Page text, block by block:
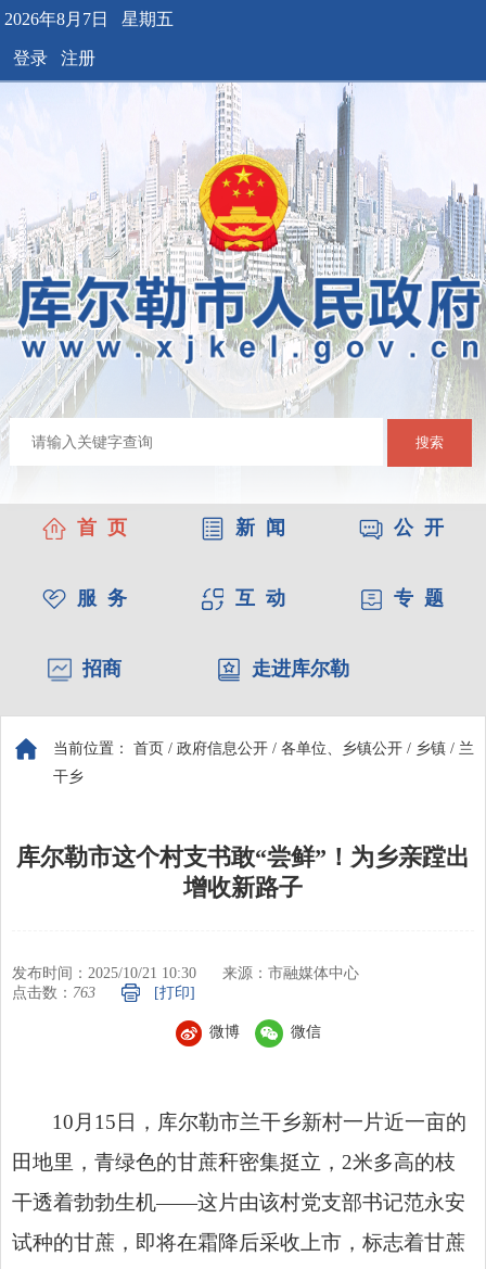
2026年8月7日 星期五
登录 注册
搜索
首 页 新 闻 公 开
服 务 互 动 专 题
招商 走进库尔勒
当前位置： 首页 / 政府信息公开 / 各单位、乡镇公开 / 乡镇 / 兰
干乡
库尔勒市这个村支书敢“尝鲜”！为乡亲蹚出
增收新路子
发布时间：2025/10/21 10:30
来源：市融媒体中心
点击数： 763 [打印]
微博 微信
10月15日，库尔勒市兰干乡新村一片近一亩的
田地里，青绿色的甘蔗秆密集挺立，2米多高的枝
干透着勃勃生机——这片由该村党支部书记范永安
试种的甘蔗，即将在霜降后采收上市，标志着甘蔗